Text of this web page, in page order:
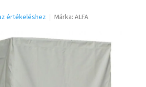
értékeléshez Márka: ALFA